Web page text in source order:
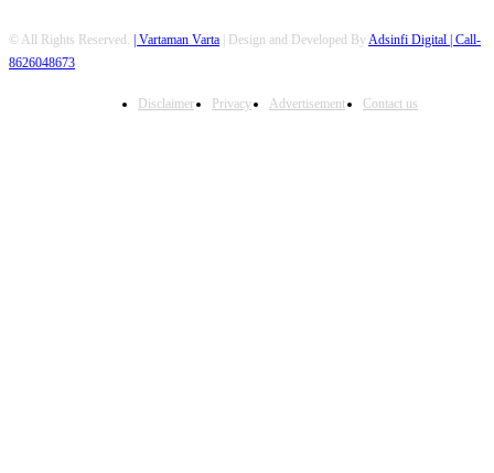
© All Rights Reserved. | Vartaman Varta | Design and Developed ByAdsinfi Digital | Call-
8626048673
Disclaimer Privacy Advertisement Contact us